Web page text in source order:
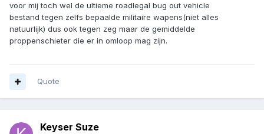
voor mij toch wel de ultieme roadlegal bug out vehicle
bestand tegen zelfs bepaalde militaire wapens(niet alles
natuurlijk) dus ook tegen zeg maar de gemiddelde
proppenschieter die er in omloop mag zijn.
Quote
Keyser Suze